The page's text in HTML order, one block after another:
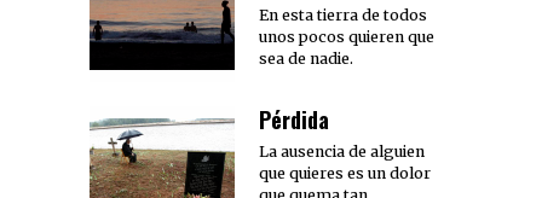
En esta tierra de todos
unos pocos quieren que
sea de nadie.
Pérdida
La ausencia de alguien
que quieres es un dolor